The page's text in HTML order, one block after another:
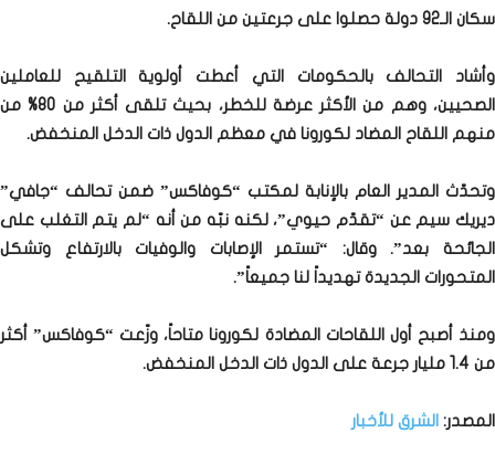
سكان الـ92 دولة حصلوا على جرعتين من اللقاح.
وأشاد التحالف بالحكومات التي أعطت أولوية التلقيح للعاملين
الصحيين، وهم من الأكثر عرضة للخطر، بحيث تلقى أكثر من 80% من
منهم اللقاح المضاد لكورونا في معظم الدول ذات الدخل المنخفض.
وتحدّث المدير العام بالإنابة لمكتب “كوفاكس” ضمن تحالف “جافي”
ديريك سيم عن “تقدّم حيوي”، لكنه نبّه من أنه “لم يتم التغلب على
الجائحة بعد”. وقال: “تستمر الإصابات والوفيات بالارتفاع وتشكل
المتحورات الجديدة تهديداً لنا جميعاً”.
ومنذ أصبح أول اللقاحات المضادة لكورونا متاحاً، وزّعت “كوفاكس” أكثر
من 1.4 مليار جرعة على الدول ذات الدخل المنخفض.
المصدر: الشرق للأخبار